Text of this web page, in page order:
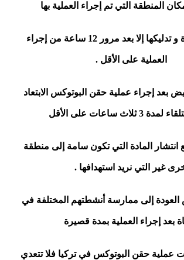
المنطقة التي تم إجراء العملية بها
أو لمسها بكثرة و تدليكها إلا بعد مرور 12 ساعة من إجراء
العملية على الأقل .
بعد إجراء عملية حقن البوتوكس الابتعاد
ثلاث ساعات على الأقل
انتشار المادة التي تكون سامة إلى منطقة
غير التي نريد استهدافها .
إلى ممارسة أنشطتهم المختلفة في
بعد إجراء العملية بمدة قصيرة
عملية حقن البوتوكس في تركيا فلا تتعدي